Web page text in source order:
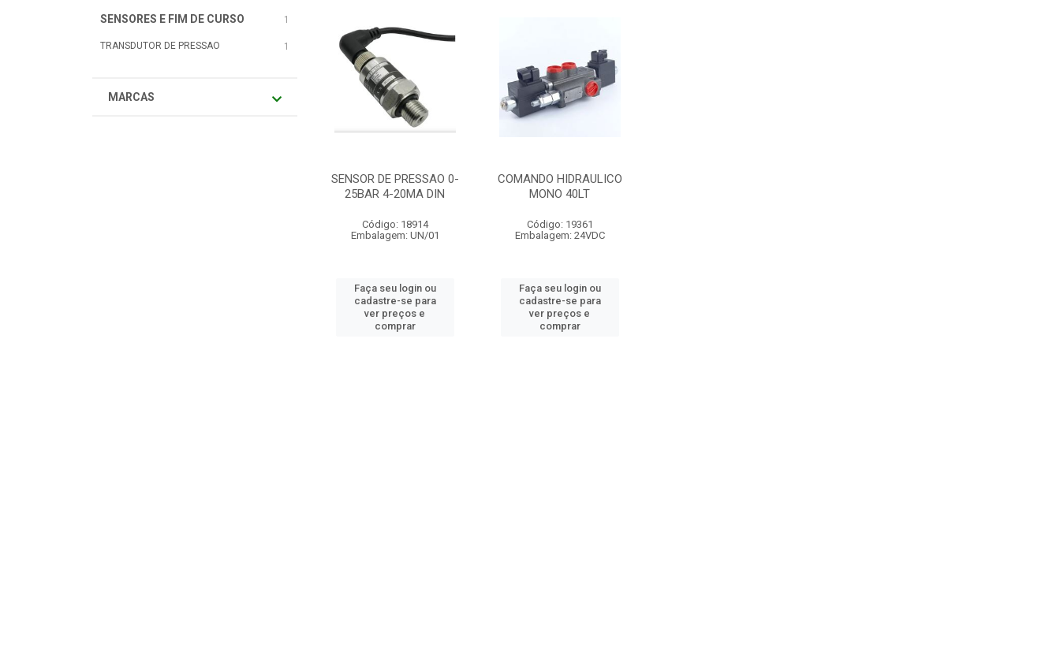
SENSORES E FIM DE CURSO 1
TRANSDUTOR DE PRESSAO 1
MARCAS
SENSOR DE PRESSAO 0-
25BAR 4-20MA DIN
Código: 18914
Embalagem: UN/01
Faça seu login ou
cadastre-se para
ver preços e
comprar
COMANDO HIDRAULICO
MONO 40LT
Código: 19361
Embalagem: 24VDC
Faça seu login ou
cadastre-se para
ver preços e
comprar